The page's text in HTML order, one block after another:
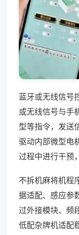
蓝牙或无线信号
或无线信号与手
型等指令，发送
驱动内部微型电
过程中进行干预
不拆机麻将机程
据适配、感应参
过外接模块、频
低配杂牌机适配